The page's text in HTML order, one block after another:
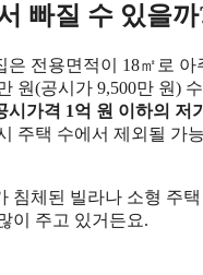
빠질 수 있을까
은 전용면적이 18㎡로 아
원(공시가 9,500만 원)
시가격 1억 원 이하의 저
주택 수에서 제외될 가
침체된 빌라나 소형 주
이 주고 있거든요.